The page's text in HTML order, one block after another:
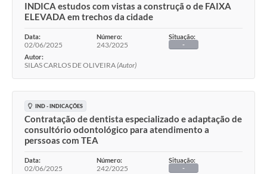
INDICA estudos com vistas a construçã o de FAIXA
ELEVADA em trechos da cidade
Data:
02/06/2025
Número:
243/2025
Situação:
-
Autor:
SILAS CARLOS DE OLIVEIRA(Autor)
IND - INDICAÇÕES
Contratação de dentista especializado e adaptação de
consultório odontológico para atendimento a
perssoas com TEA
Data:
02/06/2025
Número:
242/2025
Situação:
-